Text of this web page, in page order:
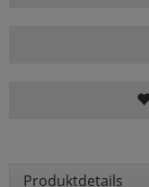
Produktdetails